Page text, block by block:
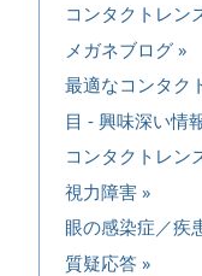
コンタクトレン
メガネブログ
最適なコンタク
目 - 興味深い情
コンタクトレン
視力障害
眼の感染症／疾
質疑応答